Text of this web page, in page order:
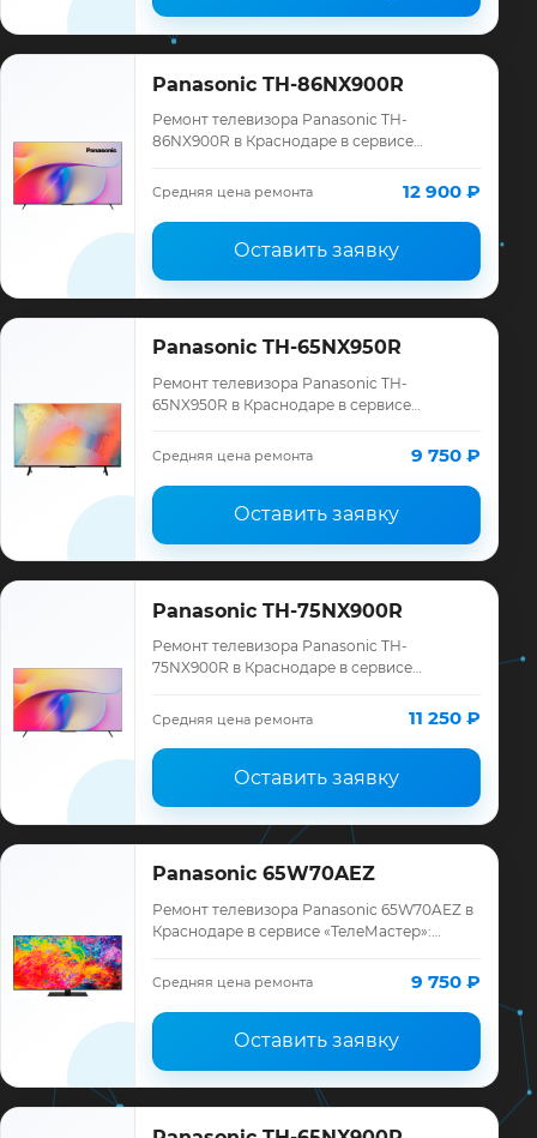
Panasonic TH-86NX900R
Ремонт телевизора Panasonic TH-
86NX900R в Краснодаре в сервисе
Panasonic, смета до ремонта, запчасти и
Средняя цена ремонта 12 900 ₽
Оставить заявку
Panasonic TH-65NX950R
Ремонт телевизора Panasonic TH-
65NX950R в Краснодаре в сервисе
Panasonic, смета до ремонта, запчасти и
гарантия до 12 мес…
Средняя цена ремонта 9 750 ₽
Оставить заявку
Panasonic TH-75NX900R
Ремонт телевизора Panasonic TH-
75NX900R в Краснодаре в сервисе
Panasonic, смета до ремонта, запчасти и
гарантия до 12 мес…
Средняя цена ремонта 11 250 ₽
Оставить заявку
Panasonic 65W70AEZ
Ремонт телевизора Panasonic 65W70AEZ в
Краснодаре в сервисе «ТелеМастер»:
ремонта, запчасти и гарантия до 12
месяце…
Средняя цена ремонта 9 750 ₽
Оставить заявку